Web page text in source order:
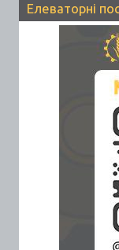
Елеваторні